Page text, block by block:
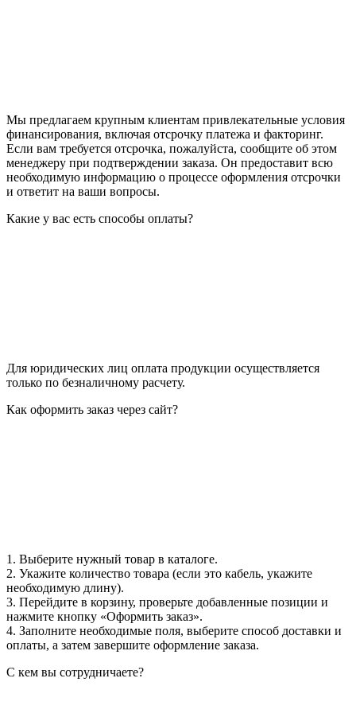
Мы предлагаем крупным клиентам привлекательные условия
финансирования, включая отсрочку платежа и факторинг.
Если вам требуется отсрочка, пожалуйста, сообщите об этом
менеджеру при подтверждении заказа. Он предоставит всю
необходимую информацию о процессе оформления отсрочки
и ответит на ваши вопросы.
Какие у вас есть способы оплаты?
Для юридических лиц оплата продукции осуществляется
только по безналичному расчету.
Как оформить заказ через сайт?
1. Выберите нужный товар в каталоге.
2. Укажите количество товара (если это кабель, укажите
необходимую длину).
3. Перейдите в корзину, проверьте добавленные позиции и
нажмите кнопку «Оформить заказ».
4. Заполните необходимые поля, выберите способ доставки и
оплаты, а затем завершите оформление заказа.
С кем вы сотрудничаете?